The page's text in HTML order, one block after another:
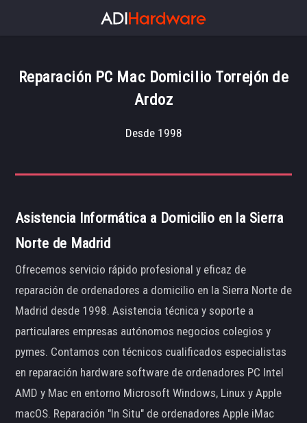
Reparación PC Mac Domicilio Torrejón de
Ardoz
Desde 1998
Asistencia Informática a Domicilio en la Sierra
Norte de Madrid
Ofrecemos servicio rápido profesional y eficaz de
reparación de ordenadores a domicilio en la Sierra Norte de
Madrid desde 1998. Asistencia técnica y soporte a
particulares empresas autónomos negocios colegios y
pymes. Contamos con técnicos cualificados especialistas
en reparación hardware software de ordenadores PC Intel
AMD y Mac en entorno Microsoft Windows, Linux y Apple
macOS. Reparación "In Situ" de ordenadores Apple iMac